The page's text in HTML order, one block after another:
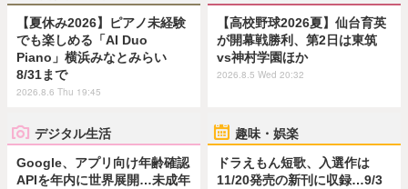
【夏休み2026】ピアノ未経験
でも楽しめる「AI Duo
Piano」横浜みなとみらい
8/31まで
2026.8.6 Thu 19:45
【高校野球2026夏】仙台育英
が開幕戦勝利、第2日は東筑
vs神村学園ほか
2026.8.5 Wed 20:32
デジタル生活
Google、アプリ向け年齢確認
APIを年内に世界展開…未成年
趣味・娯楽
ドラえもん短歌、入選作は
11/20発売の新刊に収録…9/3